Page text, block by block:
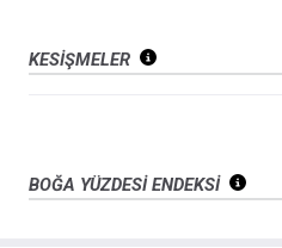
KESIŞMELER
BOĞA YÜZDESİ ENDEKSİ